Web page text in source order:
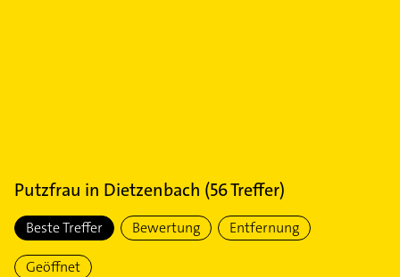
Putzfrau in Dietzenbach (56Treffer)
Beste Treffer Bewertung Entfernung
Geöffnet